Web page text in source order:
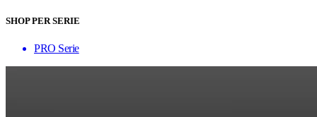
SHOP PER SERIE
PRO Serie